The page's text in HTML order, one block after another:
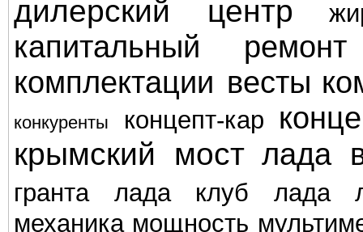
дилерский центр
капитальный ремонт
комплектации весты
конкуренты концепт-кар
крымский мост лада
гранта лада клуб
лада
механика мощность